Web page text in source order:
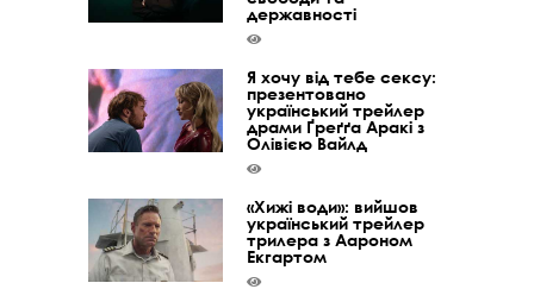
державності
Я хочу від тебе сексу:
презентовано
український трейлер
драми Ґреґґа Аракі з
Олівією Вайлд
«Хижі води»: вийшов
український трейлер
трилера з Аароном
Екгартом